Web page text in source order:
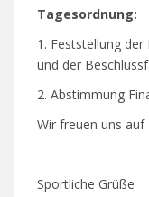
Tagesordnung:
1. Feststellung
und der
2. Abstimmung
Wir freuen uns auf
Sportliche Grüße